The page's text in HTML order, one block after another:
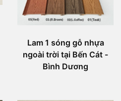
Lam 1 sóng gỗ nhựa
ngoài trời tại Bến Cát -
Bình Dương